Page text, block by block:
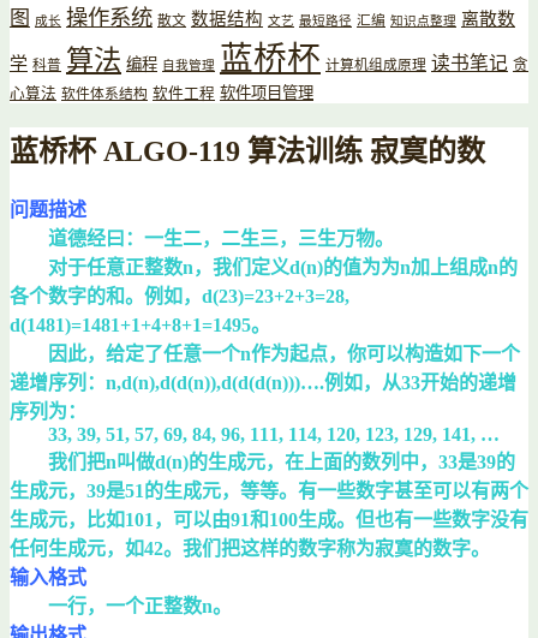
图
成长 操作系统 散文 数据结构 文艺 最短路径 汇编 知识点整理 离散数
学 科普 算法 编程 自我管理 蓝桥杯 计算机组成原理 读书笔记 贪
心算法 软件体系结构 软件工程 软件项目管理
蓝桥杯 ALGO-119 算法训练 寂寞的数
问题描述
道德经曰：一生二，二生三，三生万物。
对于任意正整数n，我们定义d(n)的值为为n加上组成n的
各个数字的和。例如，d(23)=23+2+3=28,
d(1481)=1481+1+4+8+1=1495。
因此，给定了任意一个n作为起点，你可以构造如下一个
递增序列：n,d(n),d(d(n)),d(d(d(n)))….例如，从33开始的递增
序列为：
33, 39, 51, 57, 69, 84, 96, 111, 114, 120, 123, 129, 141, …
我们把n叫做d(n)的生成元，在上面的数列中，33是39的
生成元，39是51的生成元，等等。有一些数字甚至可以有两个
生成元，比如101，可以由91和100生成。但也有一些数字没有
任何生成元，如42。我们把这样的数字称为寂寞的数字。
输入格式
一行，一个正整数n。